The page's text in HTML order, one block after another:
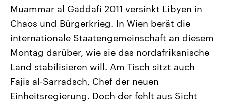
USA
Aktuelle Beiträge, Analysen und
Hintergründe
Wirtschaftlich und militärisch
gehören die Vereinigten Staaten zu
mit großem Einfluss auf das
Nahostkonflikt
Aktuelle Lage und
Der Überfall der
Terrororganisation Hamas
Oktober 2023 auf Israel
Israel möchte die Hamas
Libanon vom Iran
Muammar al Gaddafi 2011 versinkt Libyen in
Chaos und Bürgerkrieg. In Wien berät die
internationale Staatengemeinschaft an diesem
Montag darüber, wie sie das nordafrikanische
Land stabilisieren will. Am Tisch sitzt auch
Fajis al-Sarradsch, Chef der neuen
Einheitsregierung. Doch der fehlt aus Sicht